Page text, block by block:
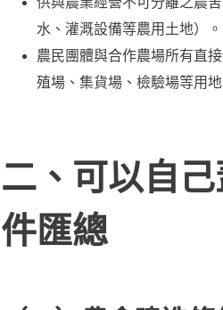
水、灌溉設備等農用土地）。
農民團體與合作農場所有直
殖場、集貨場、檢驗場等用地
二、可以自
件匯總